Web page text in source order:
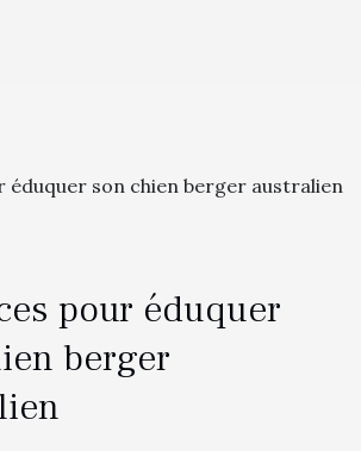
éduquer son chien berger australien
pour éduquer
berger